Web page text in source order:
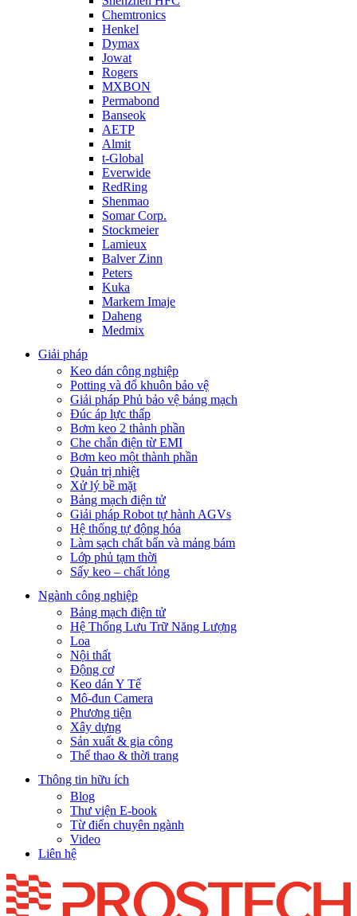
Chemtronics
Henkel
Dymax
Jowat
Rogers
MXBON
Permabond
Banseok
AETP
Almit
t-Global
Everwide
RedRing
Shenmao
Somar Corp.
Stockmeier
Lamieux
Balver Zinn
Peters
Kuka
Markem Imaje
Daheng
Medmix
Giải pháp
Keo dán công nghiệp
Potting và đổ khuôn bảo vệ
Giải pháp Phủ bảo vệ bảng mạch
Đúc áp lực thấp
Bơm keo 2 thành phần
Che chắn điện từ EMI
Bơm keo một thành phần
Quản trị nhiệt
Xử lý bề mặt
Bảng mạch điện tử
Giải pháp Robot tự hành AGVs
Hệ thống tự động hóa
Làm sạch chất bẩn và mảng bám
Lớp phủ tạm thời
Sấy keo – chất lỏng
Ngành công nghiệp
Bảng mạch điện tử
Hệ Thống Lưu Trữ Năng Lượng
Loa
Nội thất
Động cơ
Keo dán Y Tế
Mô-đun Camera
Phương tiện
Xây dựng
Sản xuất & gia công
Thể thao & thời trang
Thông tin hữu ích
Blog
Thư viện E-book
Từ điển chuyên ngành
Video
Liên hệ
Skip
to
content